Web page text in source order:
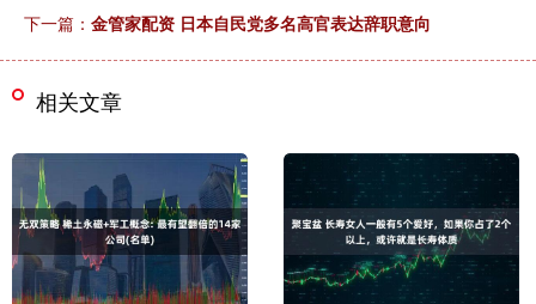
下一篇： 金管家配资 日本自民党多名高官表达辞职意向
相关文章